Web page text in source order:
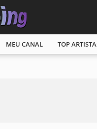
MEU CANAL TOP